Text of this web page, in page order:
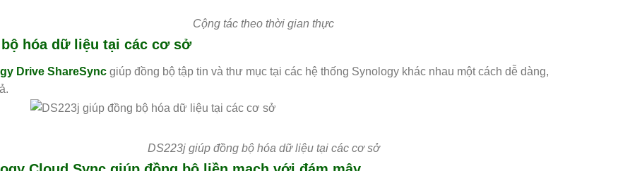
Cộng tác theo thời gian thực
hóa dữ liệu tại các cơ sở
Drive ShareSync giúp đồng bộ tập tin và thư mục tại các hệ thống Synology khác nhau một cách dễ dàng,
DS223j giúp đồng bộ hóa dữ liệu tại các cơ sở